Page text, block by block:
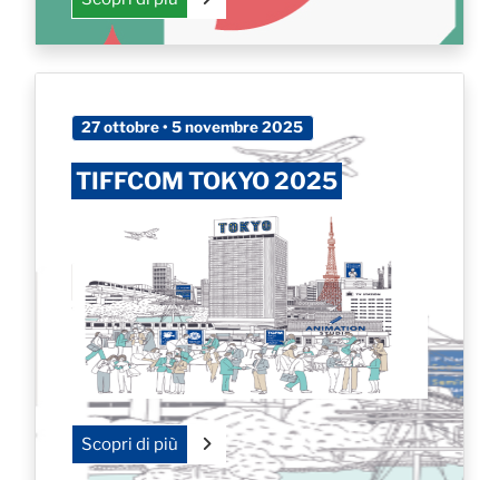
27 ottobre • 5 novembre 2025
TIFFCOM TOKYO 2025
Scopri di più